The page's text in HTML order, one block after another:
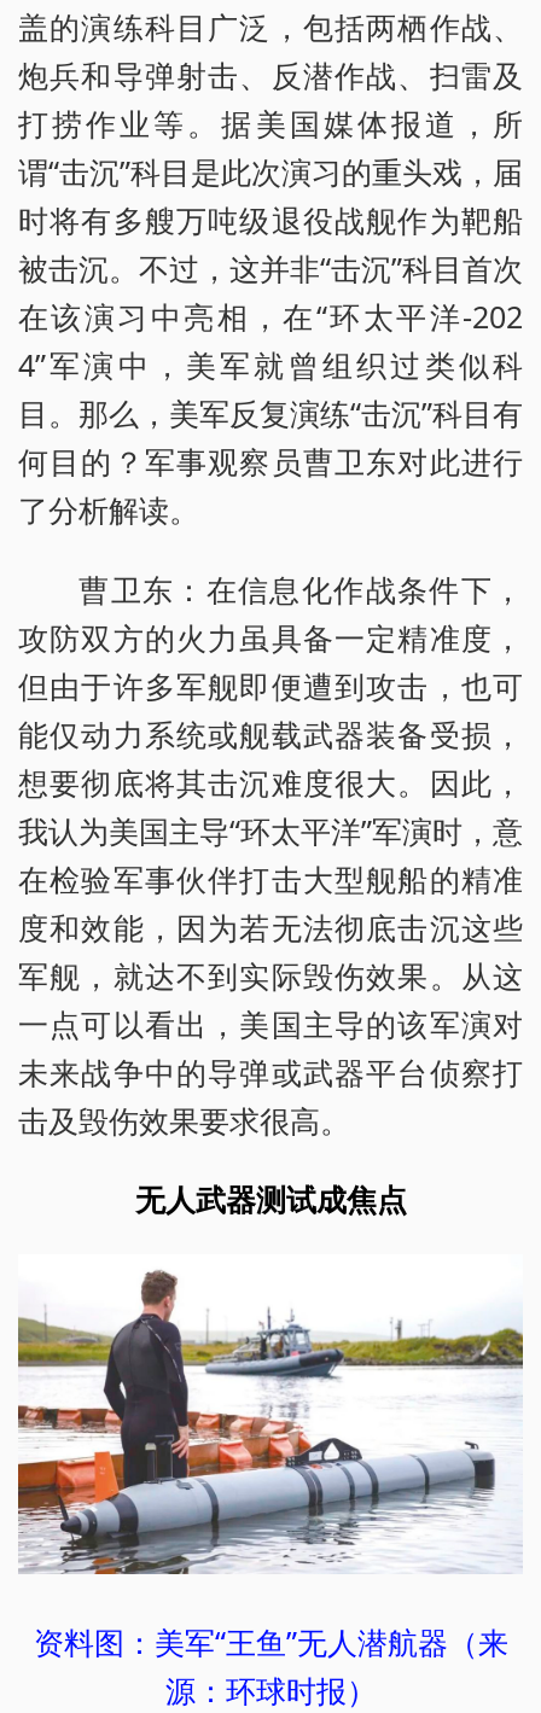
盖的演练科目广泛，包括两栖作战、
炮兵和导弹射击、反潜作战、扫雷及
打捞作业等。据美国媒体报道，所
谓“击沉”科目是此次演习的重头戏，届
时将有多艘万吨级退役战舰作为靶船
被击沉。不过，这并非“击沉”科目首次
在该演习中亮相，在“环太平洋-202
4”军演中，美军就曾组织过类似科
目。那么，美军反复演练“击沉”科目有
何目的？军事观察员曹卫东对此进行
了分析解读。
曹卫东：在信息化作战条件下，
攻防双方的火力虽具备一定精准度，
但由于许多军舰即便遭到攻击，也可
能仅动力系统或舰载武器装备受损，
想要彻底将其击沉难度很大。因此，
我认为美国主导“环太平洋”军演时，意
在检验军事伙伴打击大型舰船的精准
度和效能，因为若无法彻底击沉这些
军舰，就达不到实际毁伤效果。从这
一点可以看出，美国主导的该军演对
未来战争中的导弹或武器平台侦察打
击及毁伤效果要求很高。
无人武器测试成焦点
资料图：美军“王鱼”无人潜航器（来
源：环球时报）